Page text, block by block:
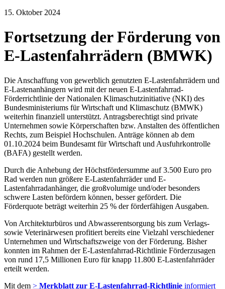
15. Oktober 2024
Fortsetzung der Förderung von
E-Lastenfahrrädern (BMWK)
Die Anschaffung von gewerblich genutzten E-Lastenfahrrädern und
E-Lastenanhängern wird mit der neuen E-Lastenfahrrad-
Förderrichtlinie der Nationalen Klimaschutzinitiative (NKI) des
Bundesministeriums für Wirtschaft und Klimaschutz (BMWK)
weiterhin finanziell unterstützt. Antragsberechtigt sind private
Unternehmen sowie Körperschaften bzw. Anstalten des öffentlichen
Rechts, zum Beispiel Hochschulen. Anträge können ab dem
01.10.2024 beim Bundesamt für Wirtschaft und Ausfuhrkontrolle
(BAFA) gestellt werden.
Durch die Anhebung der Höchstfördersumme auf 3.500 Euro pro
Rad werden nun größere E-Lastenfahrräder und E-
Lastenfahrradanhänger, die großvolumige und/oder besonders
schwere Lasten befördern können, besser gefördert. Die
Förderquote beträgt weiterhin 25 % der förderfähigen Ausgaben.
Von Architekturbüros und Abwasserentsorgung bis zum Verlags-
sowie Veterinärwesen profitiert bereits eine Vielzahl verschiedener
Unternehmen und Wirtschaftszweige von der Förderung. Bisher
konnten im Rahmen der E-Lastenfahrrad-Richtlinie Förderzusagen
von rund 17,5 Millionen Euro für knapp 11.800 E-Lastenfahrräder
erteilt werden.
Mit dem > Merkblatt zur E-Lastenfahrrad-Richtlinie informiert